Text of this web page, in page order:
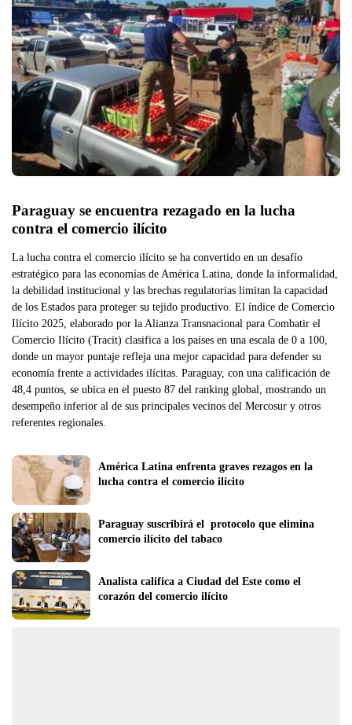
Paraguay se encuentra rezagado en la lucha
contra el comercio ilícito
La lucha contra el comercio ilícito se ha convertido en un desafío
estratégico para las economías de América Latina, donde la informalidad,
la debilidad institucional y las brechas regulatorias limitan la capacidad
de los Estados para proteger su tejido productivo. El índice de Comercio
Ilícito 2025, elaborado por la Alianza Transnacional para Combatir el
Comercio Ilícito (Tracit) clasifica a los países en una escala de 0 a 100,
donde un mayor puntaje refleja una mejor capacidad para defender su
economía frente a actividades ilícitas. Paraguay, con una calificación de
48,4 puntos, se ubica en el puesto 87 del ranking global, mostrando un
desempeño inferior al de sus principales vecinos del Mercosur y otros
referentes regionales.
América Latina enfrenta graves rezagos en la
lucha contra el comercio ilícito
Paraguay suscribirá el  protocolo que elimina
comercio ilícito del tabaco
Analista califica a Ciudad del Este como el
corazón del comercio ilícito